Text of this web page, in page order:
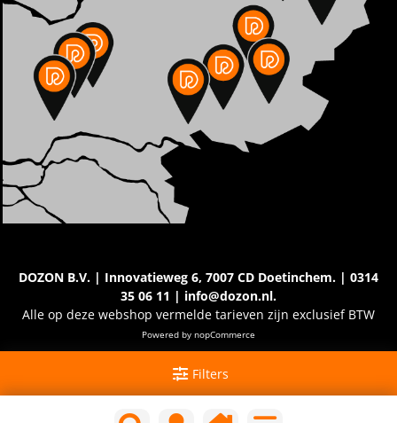
Filters
DOZON B.V. | Innovatieweg 6, 7007 CD Doetinchem. | 0314
35 06 11 | info@dozon.nl.
Alle op deze webshop vermelde tarieven zijn exclusief BTW
Powered by nopCommerce